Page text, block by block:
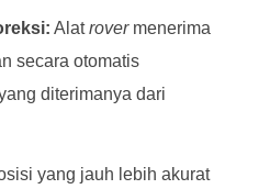
Alatrovermenerima
secara otomatis
diterimanya dari
yang jauh lebih akurat